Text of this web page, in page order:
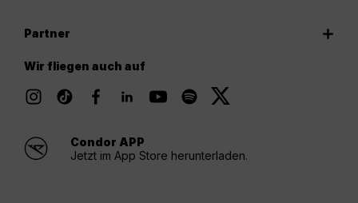
Partner
Wir fliegen auch auf
Condor APP
Jetzt im App Store herunterladen.